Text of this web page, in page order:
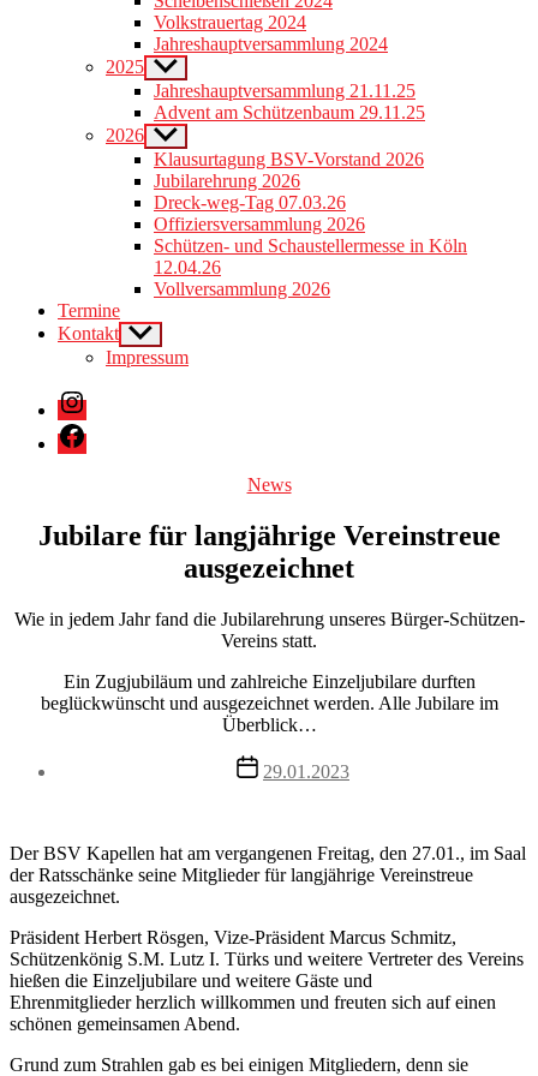
menu
Volkstrauertag 2024
Jahreshauptversammlung 2024
2025 Show
sub
menu
Jahreshauptversammlung 21.11.25
Advent am Schützenbaum 29.11.25
2026 Show
sub
menu
Klausurtagung BSV-Vorstand 2026
Jubilarehrung 2026
Dreck-weg-Tag 07.03.26
Offiziersversammlung 2026
Schützen- und Schaustellermesse in Köln
12.04.26
Vollversammlung 2026
Termine
Kontakt Show
sub
menu
Impressum
Instagram
Facebook
Categories
News
Jubilare für langjährige Vereinstreue
ausgezeichnet
Wie in jedem Jahr fand die Jubilarehrung unseres Bürger-Schützen-
Vereins statt.
Ein Zugjubiläum und zahlreiche Einzeljubilare durften
beglückwünscht und ausgezeichnet werden. Alle Jubilare im
Überblick…
Post
date
29.01.2023
Der BSV Kapellen hat am vergangenen Freitag, den 27.01., im Saal
der Ratsschänke seine Mitglieder für langjährige Vereinstreue
ausgezeichnet.
Präsident Herbert Rösgen, Vize-Präsident Marcus Schmitz,
Schützenkönig S.M. Lutz I. Türks und weitere Vertreter des Vereins
hießen die Einzeljubilare und weitere Gäste und
Ehrenmitglieder herzlich willkommen und freuten sich auf einen
schönen gemeinsamen Abend.
Grund zum Strahlen gab es bei einigen Mitgliedern, denn sie